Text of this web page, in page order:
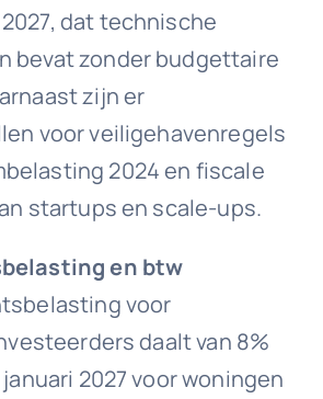
dat technische
bevat zonder budgettaire
zijn er
voor veiligehavenregels
2024 en fiscale
startups en scale-ups.
en btw
voor
daalt van 8%
januari 2027 voor woningen